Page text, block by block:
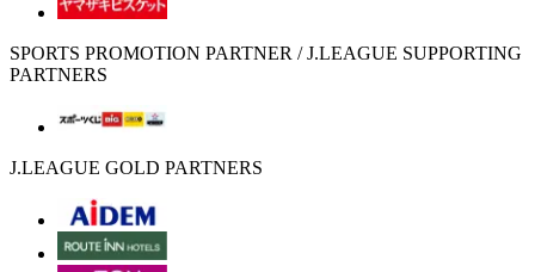
SPORTS PROMOTION PARTNER / J.LEAGUE SUPPORTING
PARTNERS
J.LEAGUE GOLD PARTNERS